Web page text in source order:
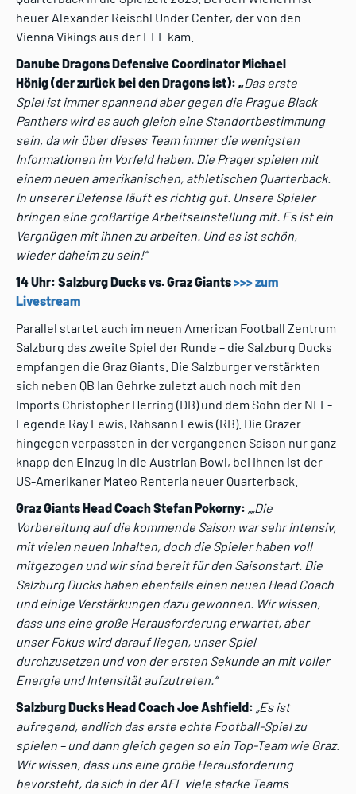
heuer Alexander Reischl Under Center, der von den
Vienna Vikings aus der ELF kam.
Danube Dragons Defensive Coordinator Michael
Hönig(der zurück bei den Dragons ist): „Das erste
Spielist immer spannend aber gegen die Prague Black
Panthers wird es auch gleich eine Standortbestimmung
sein, da wir über dieses Team immer die wenigsten
Informationen im Vorfeld haben. Die Prager spielen mit
einem neuen amerikanischen, athletischen Quarterback.
In unserer Defense läuft es richtig gut. Unsere Spieler
bringen eine großartige Arbeitseinstellung mit. Es ist ein
Vergnügen mit ihnen zu arbeiten. Und es ist schön,
wiederdaheim zu sein!“
14 Uhr: Salzburg Ducks vs. Graz Giants>>> zum
Livestream
Parallel startet auch im neuen American Football Zentrum
Salzburg das zweite Spiel der Runde – die Salzburg Ducks
empfangen die Graz Giants. Die Salzburger verstärkten
sich neben QB Ian Gehrke zuletzt auch noch mit den
Imports Christopher Herring (DB) und dem Sohn der NFL-
Legende Ray Lewis, Rahsann Lewis (RB). Die Grazer
hingegen verpassten in der vergangenen Saison nur ganz
knapp den Einzug in die Austrian Bowl, bei ihnen ist der
US-Amerikaner Mateo Renteria neuer Quarterback.
Graz Giants Head Coach Stefan Pokorny: „„Die
Vorbereitung auf die kommende Saison war sehr intensiv,
mit vielen neuen Inhalten, doch die Spieler haben voll
mitgezogen und wir sind bereit für den Saisonstart. Die
Salzburg Ducks haben ebenfalls einen neuen Head Coach
und einige Verstärkungen dazu gewonnen. Wir wissen,
dass uns eine große Herausforderung erwartet, aber
unser Fokus wird darauf liegen, unser Spiel
durchzusetzen und von der ersten Sekunde an mit voller
Energie und Intensität aufzutreten.“
Salzburg Ducks Head Coach Joe Ashfield: „Es ist
aufregend, endlich das erste echte Football-Spiel zu
spielen – und dann gleich gegen so ein Top-Team wie Graz.
Wir wissen, dass uns eine große Herausforderung
bevorsteht, da sich in der AFL viele starke Teams